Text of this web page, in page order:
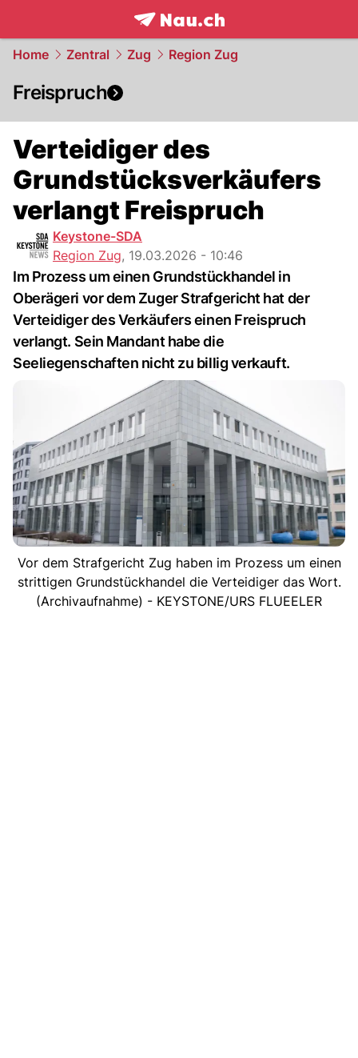
frontpage.NAU.ch
Home Zentral Zug Region Zug
Freispruch
Verteidiger des
Grundstücksverkäufers
verlangt Freispruch
Keystone-SDA
Region Zug, 19.03.2026 - 10:46
Im Prozess um einen Grundstückhandel in
Oberägeri vor dem Zuger Strafgericht hat der
Verteidiger des Verkäufers einen Freispruch
verlangt. Sein Mandant habe die
Seeliegenschaften nicht zu billig verkauft.
Vor dem Strafgericht Zug haben im Prozess um einen
strittigen Grundstückhandel die Verteidiger das Wort.
(Archivaufnahme) - KEYSTONE/URS FLUEELER